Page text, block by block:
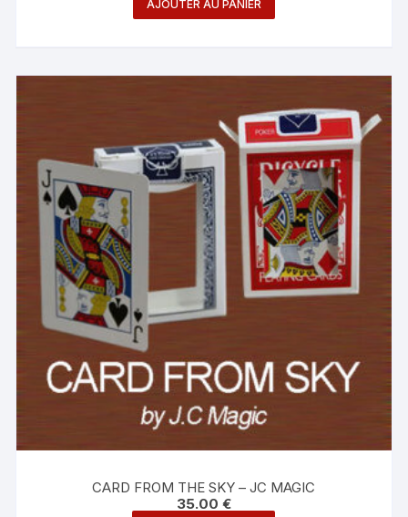
AJOUTER AU PANIER
CARD FROM THE SKY – JC MAGIC
35.00 €